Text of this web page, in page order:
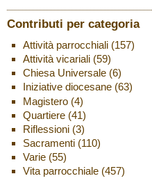
Contributi per categoria
Attività parrocchiali(157)
Attività vicariali(59)
Chiesa Universale(6)
Iniziative diocesane(63)
Magistero(4)
Quartiere(41)
Riflessioni(3)
Sacramenti(110)
Varie(55)
Vita parrocchiale(457)